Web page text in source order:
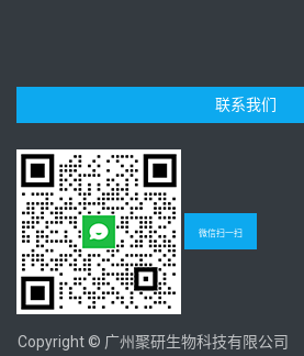
联系我们
微信扫一扫
Copyright © 广州聚研生物科技有限公司